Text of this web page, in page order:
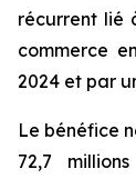
récurrent lié
commerce
2024 et par
Le bénéfice
72,7